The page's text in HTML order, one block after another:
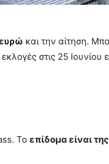
και την αίτηση.
στις 25 Ιουνίου
Το επίδομα είναι